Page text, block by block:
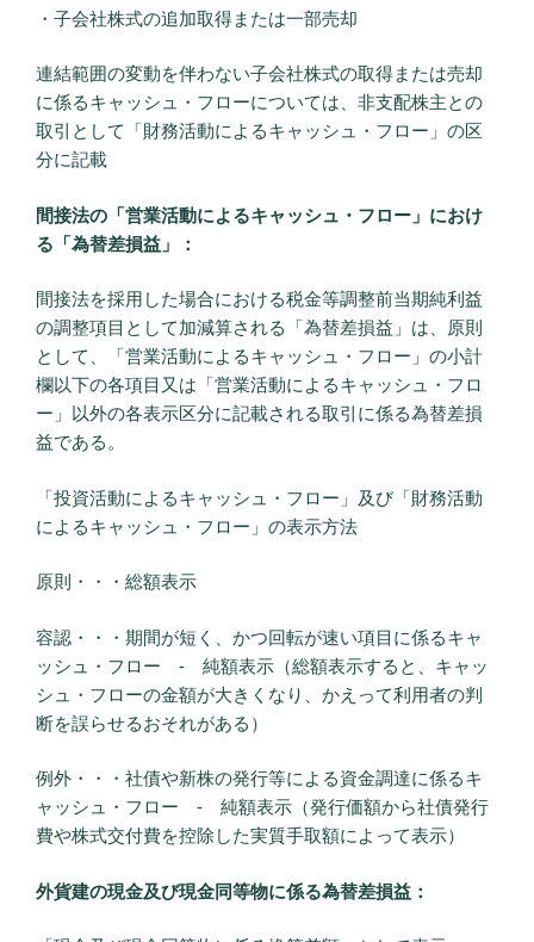
・子会社株式の追加取得または一部売却
連結範囲の変動を伴わない子会社株式の取得または売却
に係るキャッシュ・フローについては、非支配株主との
取引として「財務活動によるキャッシュ・フロー」の区
分に記載
間接法の「営業活動によるキャッシュ・フロー」におけ
る「為替差損益」：
間接法を採用した場合における税金等調整前当期純利益
の調整項目として加減算される「為替差損益」は、原則
として、「営業活動によるキャッシュ・フロー」の小計
欄以下の各項目又は「営業活動によるキャッシュ・フロ
ー」以外の各表示区分に記載される取引に係る為替差損
益である。
「投資活動によるキャッシュ・フロー」及び「財務活動
によるキャッシュ・フロー」の表示方法
原則・・・総額表示
容認・・・期間が短く、かつ回転が速い項目に係るキャ
ッシュ・フロー ‐ 純額表示（総額表示すると、キャッ
シュ・フローの金額が大きくなり、かえって利用者の判
断を誤らせるおそれがある）
例外・・・社債や新株の発行等による資金調達に係るキ
ャッシュ・フロー ‐ 純額表示（発行価額から社債発行
費や株式交付費を控除した実質手取額によって表示）
外貨建の現金及び現金同等物に係る為替差損益：